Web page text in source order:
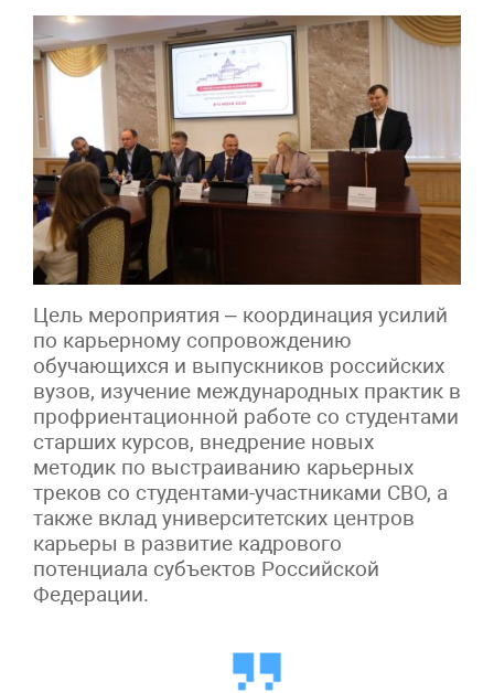
Цель мероприятия – координация усилий
по карьерному сопровождению
обучающихся и выпускников российских
вузов, изучение международных практик в
профриентационной работе со студентами
старших курсов, внедрение новых
методик по выстраиванию карьерных
треков со студентами-участниками СВО, а
также вклад университетских центров
карьеры в развитие кадрового
потенциала субъектов Российской
Федерации.